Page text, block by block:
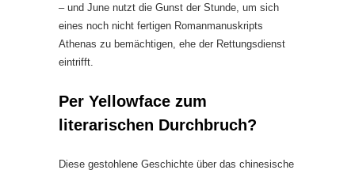
– und June nutzt die Gunst der Stunde, um sich
eines noch nicht fertigen Romanmanuskripts
Athenas zu bemächtigen, ehe der Rettungsdienst
eintrifft.
Per Yellowface zum
literarischen Durchbruch?
Diese gestohlene Geschichte über das chinesische